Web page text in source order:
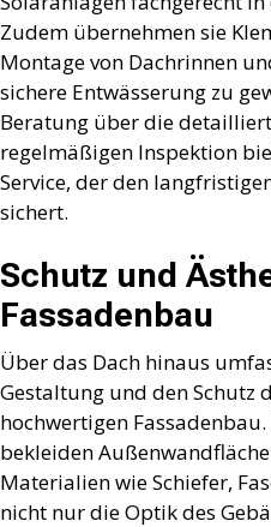
Zudem übernehmen sie
Montage von Dachrinnen
sichere Entwässerung zu
Beratung über die
regelmäßigen Inspektion
Service, der den
sichert.
Schutz und
Fassadenbau
Über das Dach hinaus
Gestaltung und den Schutz
hochwertigen
bekleiden
Materialien wie Schiefer,
nicht nur die Optik des